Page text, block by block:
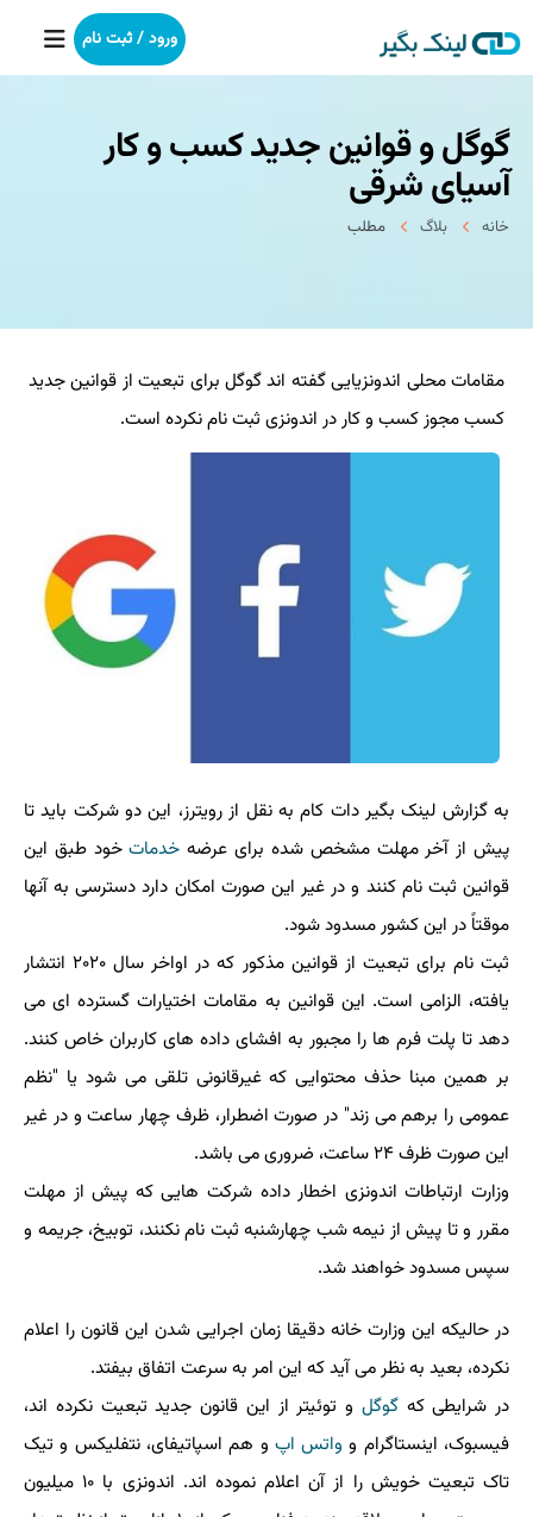
خانه
بکلینک
خدمات ما
درباره ما
آموزش
ورود / ثبت نام
گوگل و قوانین جدید کسب و کار
آسیای شرقی
خانه بلاگ مطلب
مقامات محلی اندونزیایی گفته اند گوگل برای تبعیت از قوانین جدید
کسب مجوز کسب و کار در اندونزی ثبت نام نکرده است.
به گزارش لینک بگیر دات کام به نقل از رویترز، این دو شرکت باید تا
پیش از آخر مهلت مشخص شده برای عرضه خدماتخود طبق این
قوانین ثبت نام کنند و در غیر این صورت امکان دارد دسترسی به آنها
موقتاً در این کشور مسدود شود.
ثبت نام برای تبعیت از قوانین مذکور که در اواخر سال ۲۰۲۰ انتشار
یافته، الزامی است. این قوانین به مقامات اختیارات گسترده ای می
دهد تا پلت فرم ها را مجبور به افشای داده های کاربران خاص کنند.
بر همین مبنا حذف محتوایی که غیرقانونی تلقی می شود یا "نظم
عمومی را برهم می زند" در صورت اضطرار، ظرف چهار ساعت و در غیر
این صورت ظرف ۲۴ ساعت، ضروری می باشد.
وزارت ارتباطات اندونزی اخطار داده شرکت هایی که پیش از مهلت
مقرر و تا پیش از نیمه شب چهارشنبه ثبت نام نکنند، توبیخ، جریمه و
سپس مسدود خواهند شد.
در حالیکه این وزارت خانه دقیقا زمان اجرایی شدن این قانون را اعلام
نکرده، بعید به نظر می آید که این امر به سرعت اتفاق بیفتد.
در شرایطی کهگوگل و توئیتر از این قانون جدید تبعیت نکرده اند،
فیسبوک، اینستاگرام و واتس اپ و هم اسپاتیفای، نتفلیکس و تیک
تاک تبعیت خویش را از آن اعلام نموده اند. اندونزی با ۱۰ میلیون